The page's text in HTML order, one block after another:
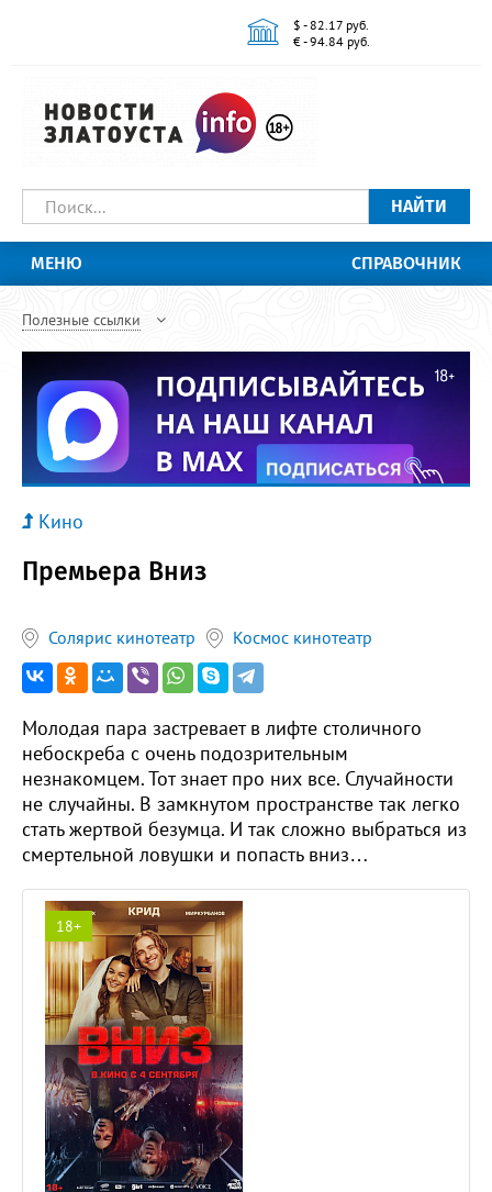
$ - 82.17 руб.
€ - 94.84 руб.
НАЙТИ
МЕНЮ СПРАВОЧНИК
Полезные ссылки
Кино
Премьера Вниз
Солярис кинотеатр Космос кинотеатр
Молодая пара застревает в лифте столичного
небоскреба с очень подозрительным
незнакомцем. Тот знает про них все. Случайности
не случайны. В замкнутом пространстве так легко
стать жертвой безумца. И так сложно выбраться из
смертельной ловушки и попасть вниз…
18+